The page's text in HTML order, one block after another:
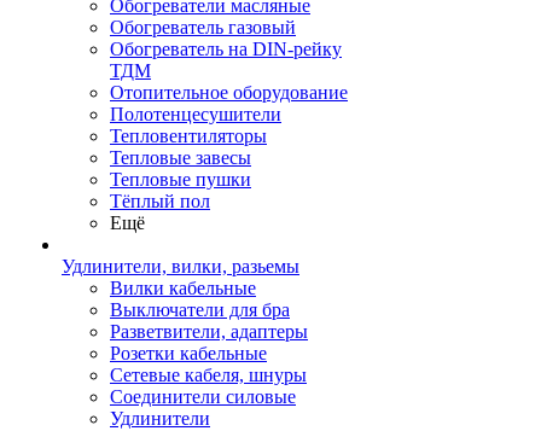
Обогреватели масляные
Обогреватель газовый
Обогреватель на DIN-рейку
ТДМ
Отопительное оборудование
Полотенцесушители
Тепловентиляторы
Тепловые завесы
Тепловые пушки
Тёплый пол
Ещё
Удлинители, вилки, разьемы
Вилки кабельные
Выключатели для бра
Разветвители, адаптеры
Розетки кабельные
Сетевые кабеля, шнуры
Соединители силовые
Удлинители